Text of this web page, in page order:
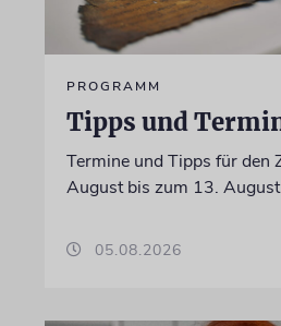
PROGRAMM
Tipps und
Termine und Tipps für den
August bis zum 13. August
05.08.2026